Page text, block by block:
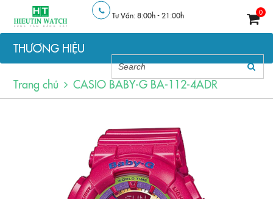
Tư Vấn: 8:00h - 21:00h 0
THƯƠNG HIỆU
Trang chủ CASIO BABY-G BA-112-4ADR